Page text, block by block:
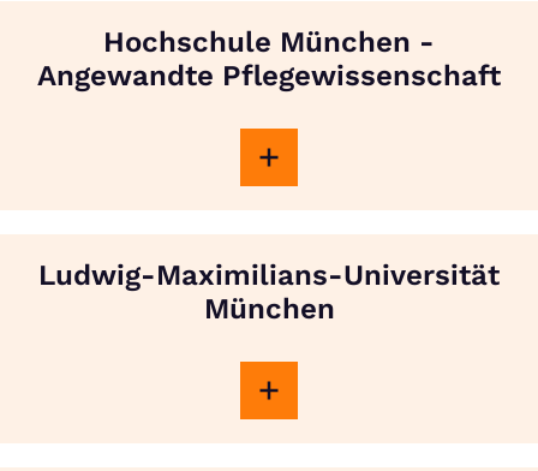
Hochschule München -
Angewandte Pflegewissenschaft
Ludwig-Maximilians-Universität
München